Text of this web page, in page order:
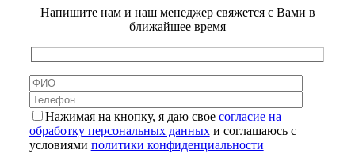
Напишите нам и наш менеджер свяжется с Вами в
ближайшее время
Нажимая на кнопку, я даю свое согласие на
обработку персональных данныхи соглашаюсь с
условиями политики конфиденциальности